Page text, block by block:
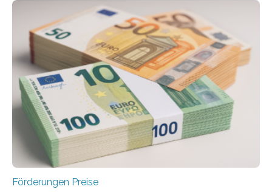
Förderungen Preise